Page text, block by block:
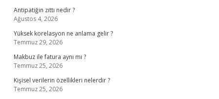
Antipatiğin zıttı nedir ?
Ağustos 4, 2026
Yüksek korelasyon ne anlama gelir ?
Temmuz 29, 2026
Makbuz ile fatura aynı mı ?
Temmuz 25, 2026
Kişisel verilerin özellikleri nelerdir ?
Temmuz 25, 2026